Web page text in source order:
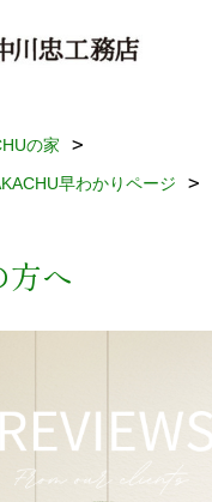
の家
早わかりページ
方へ